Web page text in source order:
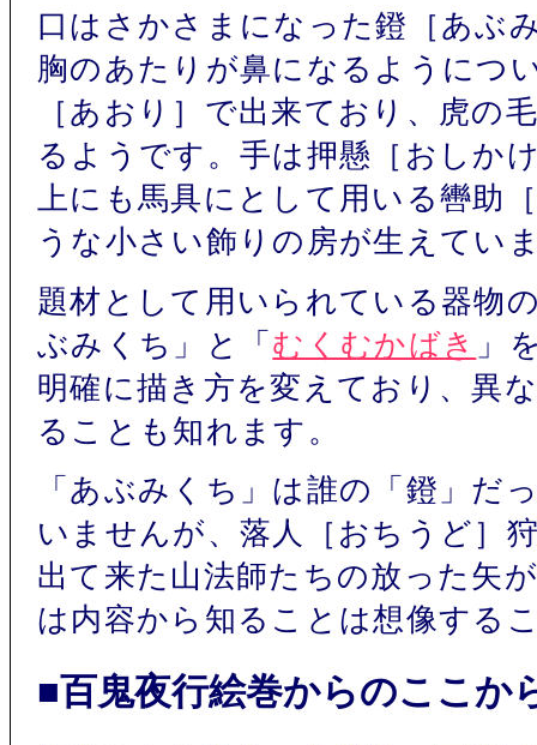
口はさかさまになった鐙［あぶ
胸のあたりが鼻になるようにつ
［あおり］で出来ており、虎の
るようです。手は押懸［おしか
上にも馬具にとして用いる轡助
うな小さい飾りの房が生えてい
題材として用いられている器物
ぶみくち」と「 むくむかばき 」
明確に描き方を変えており、異
ることも知れます。
「あぶみくち」は誰の「鐙」だ
いませんが、落人［おちうど］
出て来た山法師たちの放った矢
は内容から知ることは想像する
■百鬼夜行絵巻からのここか